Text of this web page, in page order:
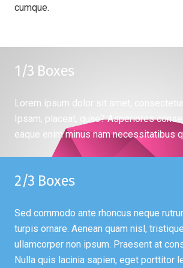
cumque.
1/3 Boxes
Lorem ipsum dolor sit amet,
Ipsam, placeat, quae? Asperiores
eaque enim minus nam necessitatibus
2/3 Boxes
Sed commodo ante rhoncus neque
turpis ornare. Aenean quam nisl,
ullamcorper non ipsum. Praesent at
Nulla quis lacinia sapien, eget porttitor